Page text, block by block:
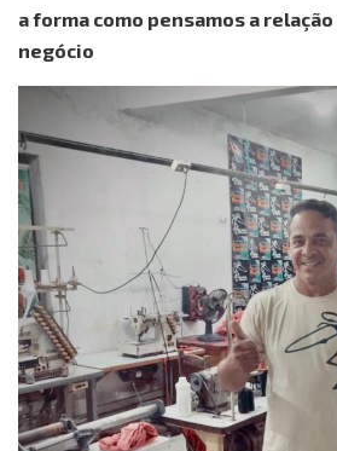
a forma como pensamos a
negócio